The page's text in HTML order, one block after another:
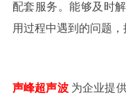
配套服务。能够及时
用过程中遇到的问题，
声峰超声波 为企业提